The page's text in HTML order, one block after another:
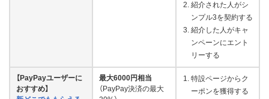
紹介された人がシ
ンプル3を契約する
紹介した人がキャ
ンペーンにエント
リーする
【PayPayユーザーに
おすすめ】
最大6000円相当
（PayPay決済の最大
特設ページからク
ーポンを獲得する